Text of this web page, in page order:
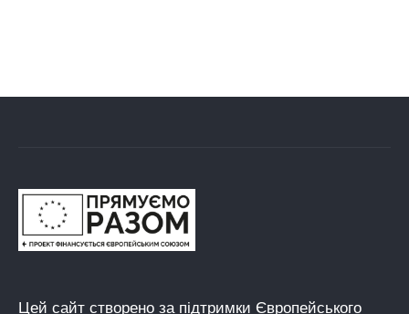
Цей сайт створено за підтримки Європейського